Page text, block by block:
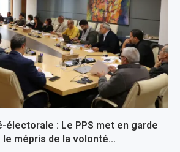
électorale : Le PPS met en garde
mépris de la volonté...